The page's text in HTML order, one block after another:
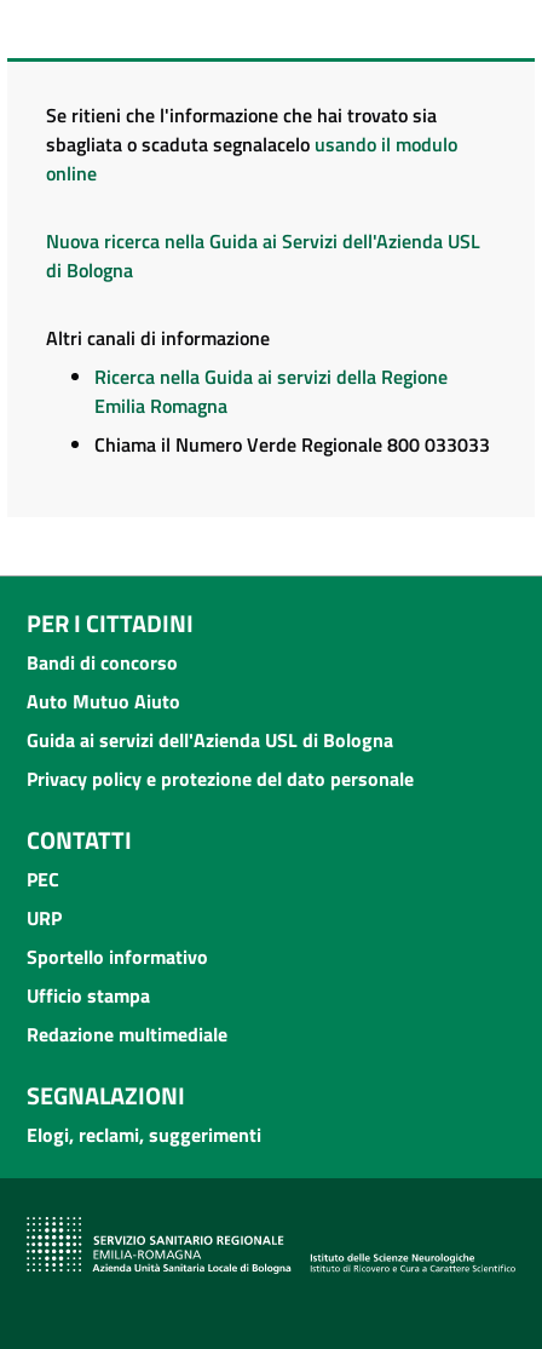
Se ritieni che l'informazione che hai trovato sia
sbagliata o scaduta segnalacelo usando il modulo
online
Nuova ricerca nella Guida ai Servizi dell'Azienda USL
di Bologna
Altri canali di informazione
Ricerca nella Guida ai servizi della Regione
Emilia Romagna
Chiama il Numero Verde Regionale 800 033033
PER I CITTADINI
Bandi di concorso
Auto Mutuo Aiuto
Guida ai servizi dell'Azienda USL di Bologna
Privacy policy e protezione del dato personale
CONTATTI
PEC
URP
Sportello informativo
Ufficio stampa
Redazione multimediale
SEGNALAZIONI
Elogi, reclami, suggerimenti